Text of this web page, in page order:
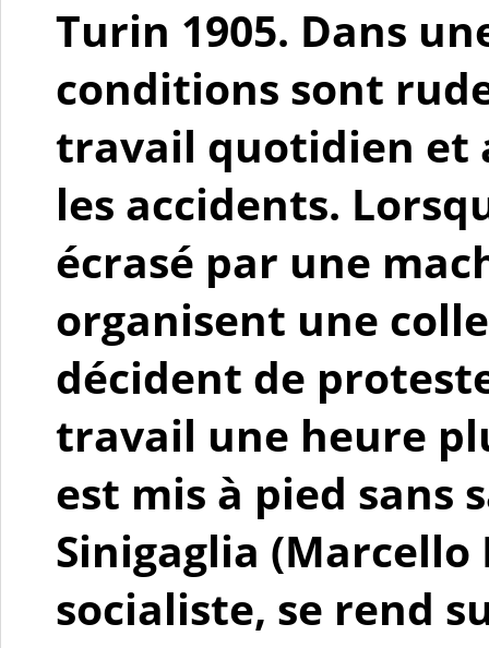
Turin 1905. Dans
conditions sont
travail quotidien et
les accidents.
écrasé par une
organisent une
décident de
travail une heure
est mis à pied sans
Sinigaglia
socialiste, se rend